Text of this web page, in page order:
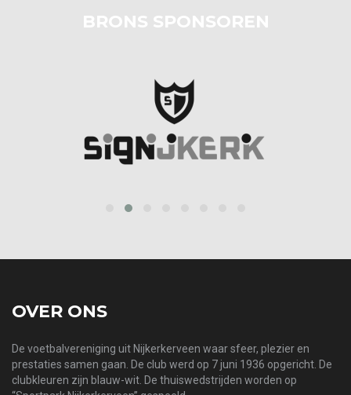
BRONS SPONSOREN
OVER ONS
De voetbalvereniging uit Nijkerkerveen waar sfeer, plezier en
prestaties samen gaan. De club werd op 7 juni 1936 opgericht. De
clubkleuren zijn blauw-wit. De thuiswedstrijden worden op